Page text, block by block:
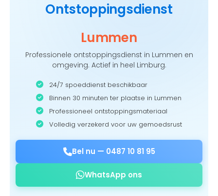
Ontstoppingsdienst
Lummen
Professionele ontstoppingsdienst in Lummen en
omgeving. Actief in heel Limburg.
24/7 spoeddienst beschikbaar
Binnen 30 minuten ter plaatse in Lummen
Professioneel ontstoppingsmateriaal
Volledig verzekerd voor uw gemoedsrust
Bel nu — 0487 10 81 95
WhatsApp ons